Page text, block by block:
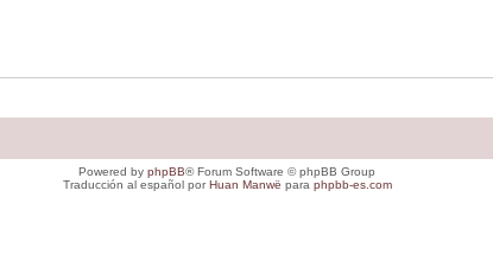
Powered by phpBB® Forum Software © phpBB Group
Traducción al español porHuan Manwë para phpbb-es.com